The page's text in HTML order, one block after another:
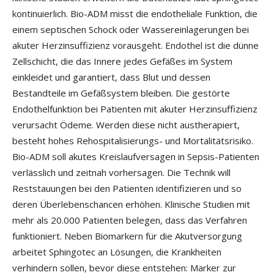
kontinuierlich. Bio-ADM misst die endotheliale Funktion, die
einem septischen Schock oder Wassereinlagerungen bei
akuter Herzinsuffizienz vorausgeht. Endothel ist die dünne
Zellschicht, die das Innere jedes Gefäßes im System
einkleidet und garantiert, dass Blut und dessen
Bestandteile im Gefäßsystem bleiben. Die gestörte
Endothelfunktion bei Patienten mit akuter Herzinsuffizienz
verursacht Ödeme. Werden diese nicht austherapiert,
besteht hohes Rehospitalisierungs- und Mortalitätsrisiko.
Bio-ADM soll akutes Kreislaufversagen in Sepsis-Patienten
verlässlich und zeitnah vorhersagen. Die Technik will
Reststauungen bei den Patienten identifizieren und so
deren Überlebenschancen erhöhen. Klinische Studien mit
mehr als 20.000 Patienten belegen, dass das Verfahren
funktioniert. Neben Biomarkern für die Akutversorgung
arbeitet Sphingotec an Lösungen, die Krankheiten
verhindern sollen, bevor diese entstehen: Marker zur